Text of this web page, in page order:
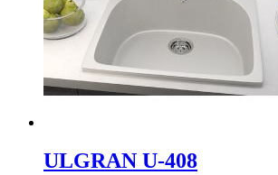
ULGRAN U-408